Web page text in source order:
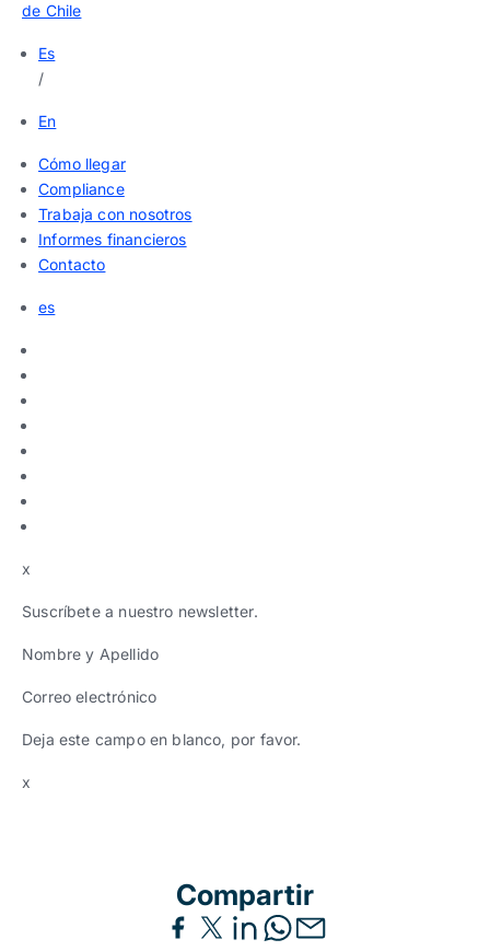
de Chile
Es
/
En
Cómo llegar
Compliance
Trabaja con nosotros
Informes financieros
Contacto
es
x
Suscríbete a nuestro newsletter.
Nombre y Apellido
Correo electrónico
Deja este campo en blanco, por favor.
x
Compartir